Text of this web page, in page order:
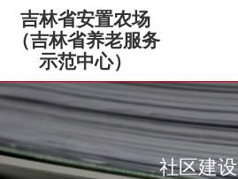
吉林省安置农场
（吉林省养老服务
示范中心）
社区建设